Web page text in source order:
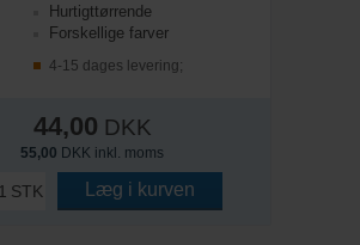
Hurtigttørrende
Forskellige farver
4-15 dages levering;
44,00 DKK
55,00 DKK inkl. moms
STK Læg i kurven